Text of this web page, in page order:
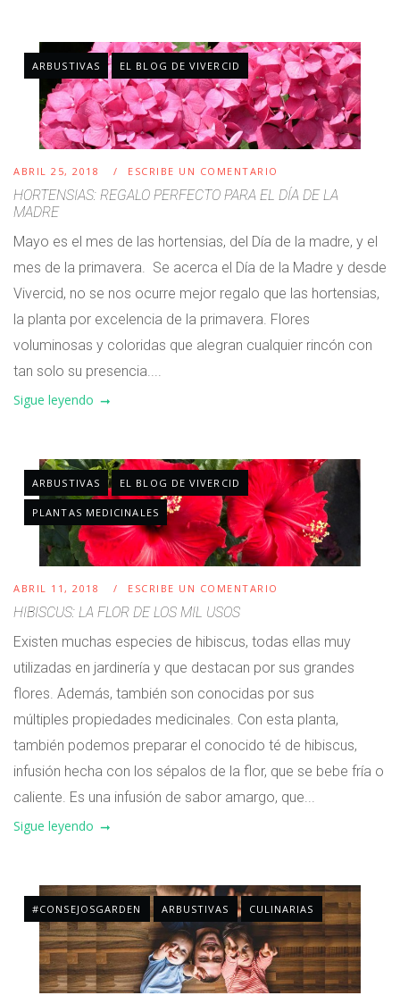
ARBUSTIVAS EL BLOG DE VIVERCID
ABRIL 25, 2018 ESCRIBE UN COMENTARIO
HORTENSIAS: REGALO PERFECTO PARA EL DÍA DE LA
MADRE
Mayo es el mes de las hortensias, del Día de la madre, y el
mes de la primavera. Se acerca el Día de la Madre y desde
Vivercid, no se nos ocurre mejor regalo que las hortensias,
la planta por excelencia de la primavera. Flores
voluminosas y coloridas que alegran cualquier rincón con
tan solo su presencia....
Sigue leyendo
ARBUSTIVAS EL BLOG DE VIVERCID
PLANTAS MEDICINALES
ABRIL 11, 2018 ESCRIBE UN COMENTARIO
HIBISCUS: LA FLOR DE LOS MIL USOS
Existen muchas especies de hibiscus, todas ellas muy
utilizadas en jardinería y que destacan por sus grandes
flores. Además, también son conocidas por sus
múltiples propiedades medicinales. Con esta planta,
también podemos preparar el conocido té de hibiscus,
infusión hecha con los sépalos de la flor, que se bebe fría o
caliente. Es una infusión de sabor amargo, que...
Sigue leyendo
#CONSEJOSGARDEN ARBUSTIVAS CULINARIAS